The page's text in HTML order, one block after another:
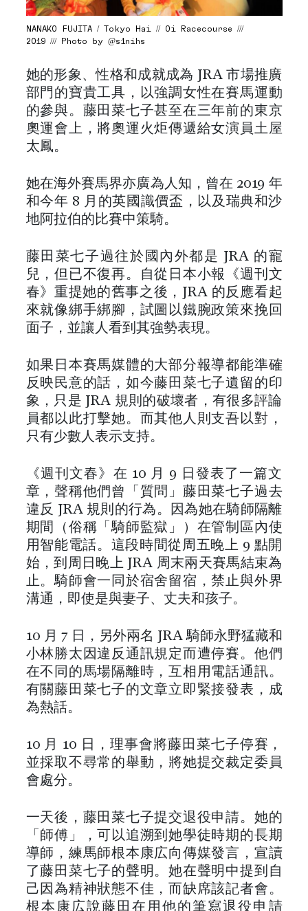
NANAKO FUJITA / Tokyo Hai // Oi Racecourse ///
2019 /// Photo by @s1nihs
她的形象、性格和成就成為 JRA 市場推廣
部門的寶貴工具，以強調女性在賽馬運動
的參與。藤田菜七子甚至在三年前的東京
奧運會上，將奧運火炬傳遞給女演員土屋
太鳳。
她在海外賽馬界亦廣為人知，曾在 2019 年
和今年 8 月的英國識價盃，以及瑞典和沙
地阿拉伯的比賽中策騎。
藤田菜七子過往於國內外都是 JRA 的寵
兒，但已不復再。自從日本小報《週刊文
春》重提她的舊事之後，JRA 的反應看起
來就像綁手綁腳，試圖以鐵腕政策來挽回
面子，並讓人看到其強勢表現。
如果日本賽馬媒體的大部分報導都能準確
反映民意的話，如今藤田菜七子遺留的印
象，只是 JRA 規則的破壞者，有很多評論
員都以此打擊她。而其他人則支吾以對，
只有少數人表示支持。
《週刊文春》在 10 月 9 日發表了一篇文
章，聲稱他們曾「質問」藤田菜七子過去
違反 JRA 規則的行為。因為她在騎師隔離
期間（俗稱「騎師監獄」）在管制區內使
用智能電話。這段時間從周五晚上 9 點開
始，到周日晚上 JRA 周末兩天賽馬結束為
止。騎師會一同於宿舍留宿，禁止與外界
溝通，即使是與妻子、丈夫和孩子。
10 月 7 日，另外兩名 JRA 騎師永野猛藏和
小林勝太因違反通訊規定而遭停賽。他們
在不同的馬場隔離時，互相用電話通訊。
有關藤田菜七子的文章立即緊接發表，成
為熱話。
10 月 10 日，理事會將藤田菜七子停賽，
並採取不尋常的舉動，將她提交裁定委員
會處分。
一天後，藤田菜七子提交退役申請。她的
「師傅」，可以追溯到她學徒時期的長期
導師，練馬師根本康広向傳媒發言，宣讀
了藤田菜七子的聲明。她在聲明中提到自
己因為精神狀態不佳，而缺席該記者會。
根本康広說藤田在用他的筆寫退役申請